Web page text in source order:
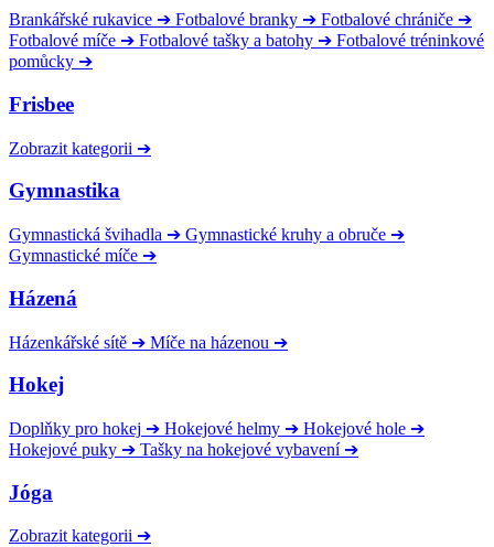
Brankářské rukavice ➔ Fotbalové branky ➔ Fotbalové chrániče ➔
Fotbalové míče ➔ Fotbalové tašky a batohy ➔ Fotbalové tréninkové
pomůcky ➔
Frisbee
Zobrazit kategorii ➔
Gymnastika
Gymnastická švihadla ➔ Gymnastické kruhy a obruče ➔
Gymnastické míče ➔
Házená
Házenkářské sítě ➔ Míče na házenou ➔
Hokej
Doplňky pro hokej ➔ Hokejové helmy ➔ Hokejové hole ➔
Hokejové puky ➔ Tašky na hokejové vybavení ➔
Jóga
Zobrazit kategorii ➔